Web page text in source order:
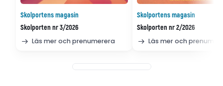
Skolportens magasin
Skolporten nr 3/2026
Läs mer och prenumerera
Skolportens magasin
Skolporten nr 2/2026
Läs mer och